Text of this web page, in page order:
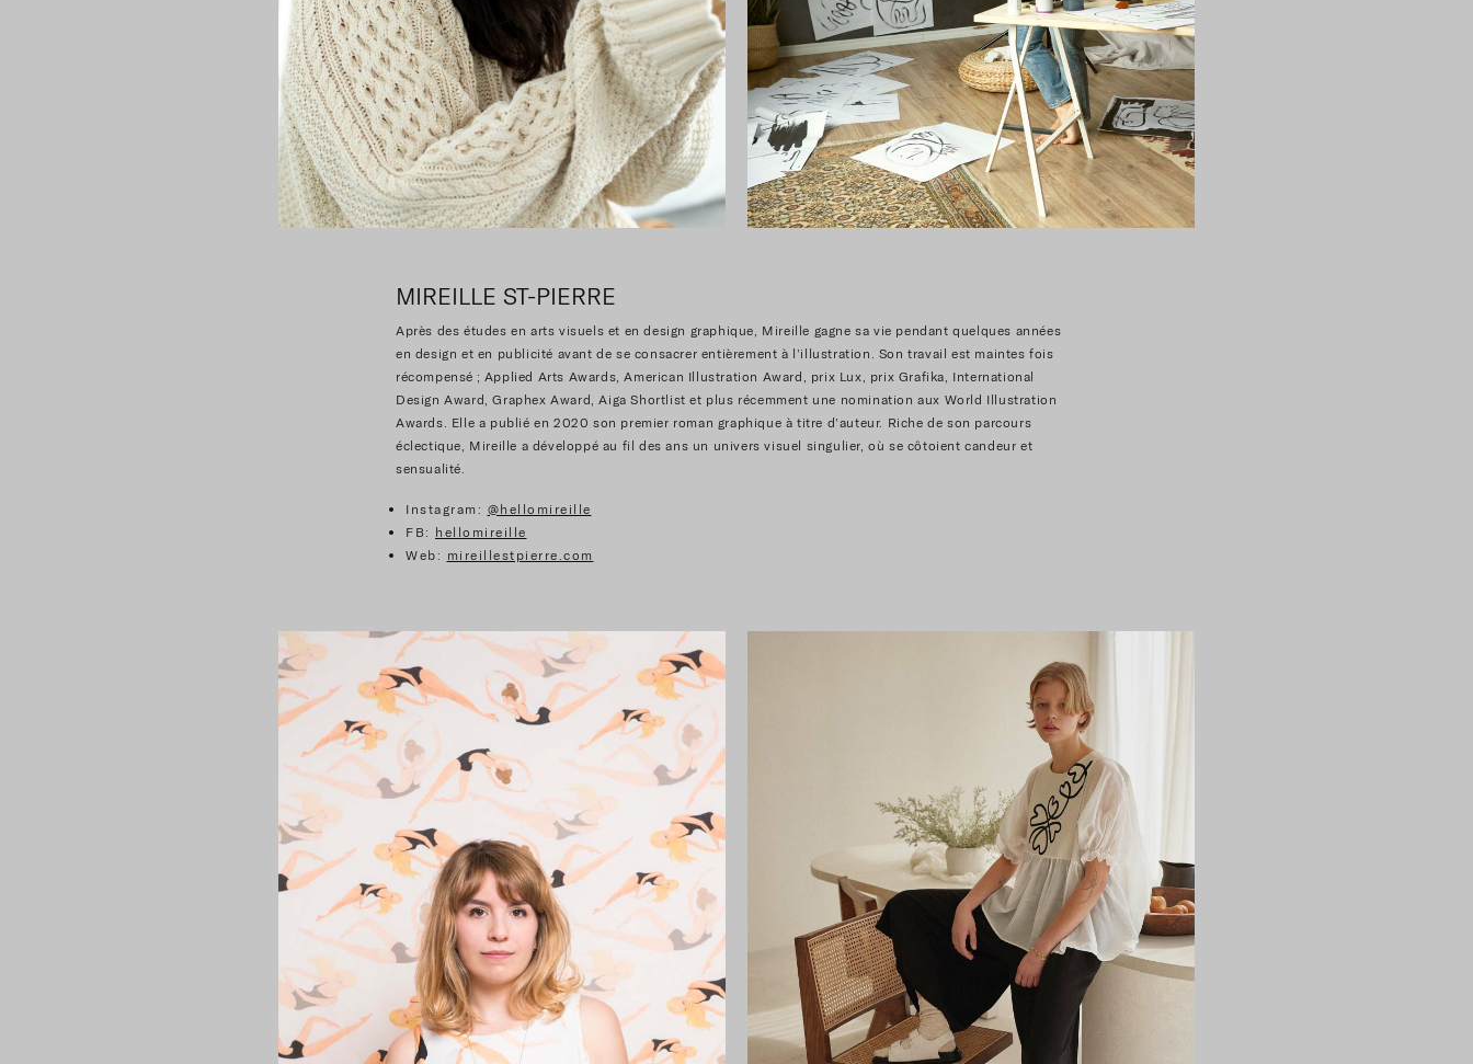
MIREILLE ST-PIERRE
Après des études en arts visuels et en design graphique, Mireille gagne sa vie pendant quelques années
en design et en publicité avant de se consacrer entièrement à l’illustration. Son travail est maintes fois
récompensé ; Applied Arts Awards, American Illustration Award, prix Lux, prix Grafika, International
Design Award, Graphex Award, Aiga Shortlist et plus récemment une nomination aux World Illustration
Awards. Elle a publié en 2020 son premier roman graphique à titre d’auteur. Riche de son parcours
éclectique, Mireille a développé au fil des ans un univers visuel singulier, où se côtoient candeur et
sensualité.
Instagram: @hellomireille
FB: hellomireille
Web: mireillestpierre.com